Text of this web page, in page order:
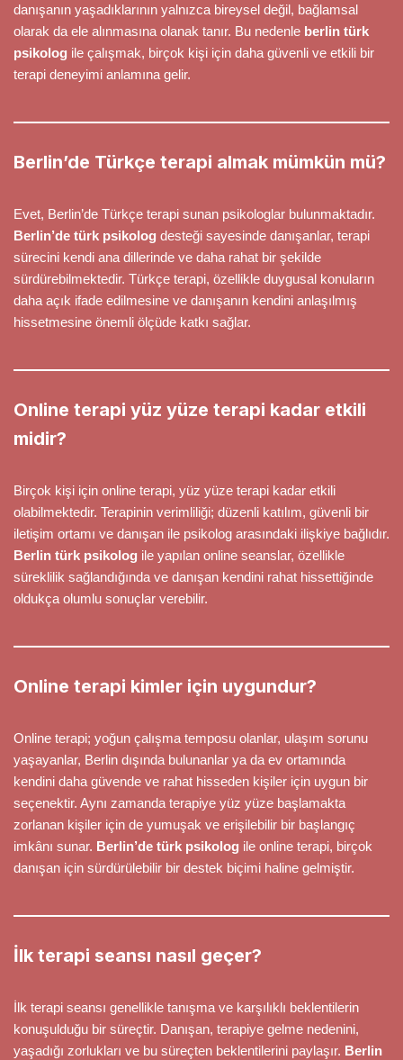
danışanın yaşadıklarının yalnızca bireysel değil, bağlamsal
olarak da ele alınmasına olanak tanır. Bu nedenle berlin türk
psikolog ile çalışmak, birçok kişi için daha güvenli ve etkili bir
terapi deneyimi anlamına gelir.
Berlin’de Türkçe terapi almak mümkün mü?
Evet, Berlin’de Türkçe terapi sunan psikologlar bulunmaktadır.
Berlin’de türk psikolog desteği sayesinde danışanlar, terapi
sürecini kendi ana dillerinde ve daha rahat bir şekilde
sürdürebilmektedir. Türkçe terapi, özellikle duygusal konuların
daha açık ifade edilmesine ve danışanın kendini anlaşılmış
hissetmesine önemli ölçüde katkı sağlar.
Online terapi yüz yüze terapi kadar etkili
midir?
Birçok kişi için online terapi, yüz yüze terapi kadar etkili
olabilmektedir. Terapinin verimliliği; düzenli katılım, güvenli bir
iletişim ortamı ve danışan ile psikolog arasındaki ilişkiye bağlıdır.
Berlin türk psikolog ile yapılan online seanslar, özellikle
süreklilik sağlandığında ve danışan kendini rahat hissettiğinde
oldukça olumlu sonuçlar verebilir.
Online terapi kimler için uygundur?
Online terapi; yoğun çalışma temposu olanlar, ulaşım sorunu
yaşayanlar, Berlin dışında bulunanlar ya da ev ortamında
kendini daha güvende ve rahat hisseden kişiler için uygun bir
seçenektir. Aynı zamanda terapiye yüz yüze başlamakta
zorlanan kişiler için de yumuşak ve erişilebilir bir başlangıç
imkânı sunar. Berlin’de türk psikolog ile online terapi, birçok
danışan için sürdürülebilir bir destek biçimi haline gelmiştir.
İlk terapi seansı nasıl geçer?
İlk terapi seansı genellikle tanışma ve karşılıklı beklentilerin
konuşulduğu bir süreçtir. Danışan, terapiye gelme nedenini,
yaşadığı zorlukları ve bu süreçten beklentilerini paylaşır. Berlin